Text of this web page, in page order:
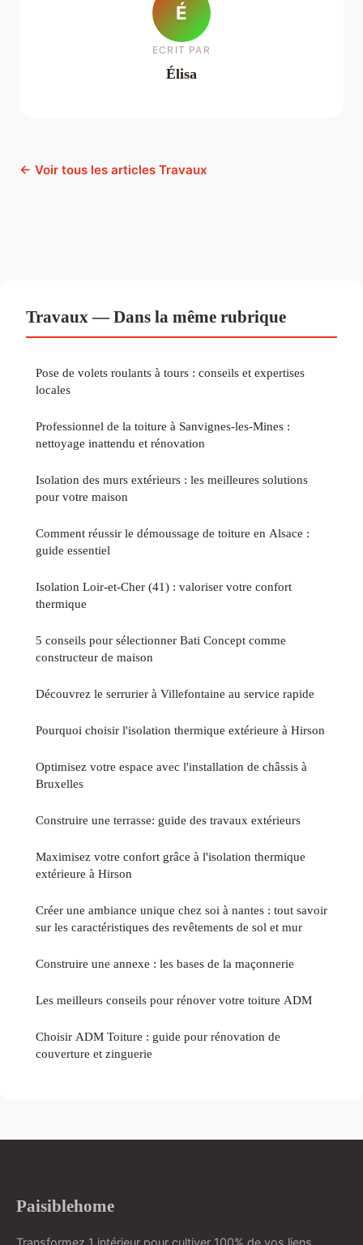
É
ECRIT PAR
Élisa
← Voir tous les articles Travaux
Travaux — Dans la même rubrique
Pose de volets roulants à tours : conseils et expertises
locales
Professionnel de la toiture à Sanvignes-les-Mines :
nettoyage inattendu et rénovation
Isolation des murs extérieurs : les meilleures solutions
pour votre maison
Comment réussir le démoussage de toiture en Alsace :
guide essentiel
Isolation Loir-et-Cher (41) : valoriser votre confort
thermique
5 conseils pour sélectionner Bati Concept comme
constructeur de maison
Découvrez le serrurier à Villefontaine au service rapide
Pourquoi choisir l'isolation thermique extérieure à Hirson
Optimisez votre espace avec l'installation de châssis à
Bruxelles
Construire une terrasse: guide des travaux extérieurs
Maximisez votre confort grâce à l'isolation thermique
extérieure à Hirson
Créer une ambiance unique chez soi à nantes : tout savoir
sur les caractéristiques des revêtements de sol et mur
Construire une annexe : les bases de la maçonnerie
Les meilleurs conseils pour rénover votre toiture ADM
Choisir ADM Toiture : guide pour rénovation de
couverture et zinguerie
Paisiblehome